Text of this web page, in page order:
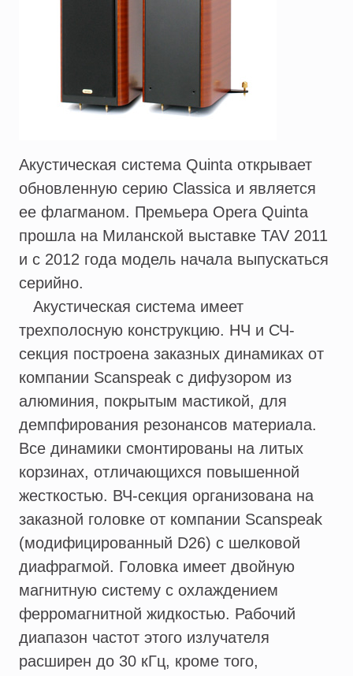
Акустическая система Quinta открывает
обновленную серию Classica и является
ее флагманом. Премьера Opera Quinta
прошла на Миланской выставке TAV 2011
и с 2012 года модель начала выпускаться
серийно.
Акустическая система имеет
трехполосную конструкцию. НЧ и СЧ-
секция построена заказных динамиках от
компании Scanspeak c дифузором из
алюминия, покрытым мастикой, для
демпфирования резонансов материала.
Все динамики смонтированы на литых
корзинах, отличающихся повышенной
жесткостью. ВЧ-секция организована на
заказной головке от компании Scanspeak
(модифицированный D26) с шелковой
диафрагмой. Головка имеет двойную
магнитную систему с охлаждением
ферромагнитной жидкостью. Рабочий
диапазон частот этого излучателя
расширен до 30 кГц, кроме того,